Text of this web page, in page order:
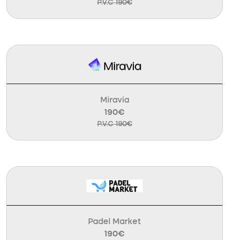
P.V.C 190€
Miravia
190€
P.V.C 190€
Padel Market
190€